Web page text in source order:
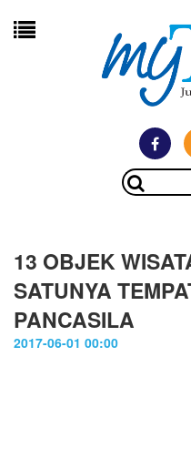
13 OBJEK
SATUNYA
PANCASILA
2017-06-01 00:00